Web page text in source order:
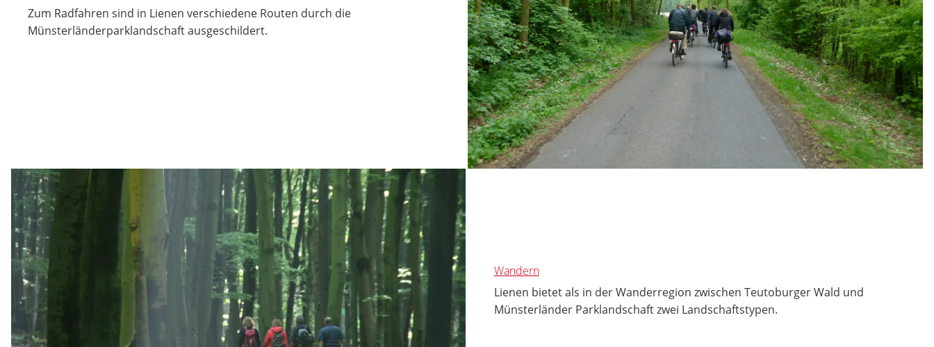
Zum Radfahren sind in Lienen verschiedene Routen durch die
Münsterländerparklandschaft ausgeschildert.
Wandern
Lienen bietet als in der Wanderregion zwischen Teutoburger Wald und
Münsterländer Parklandschaft zwei Landschaftstypen.